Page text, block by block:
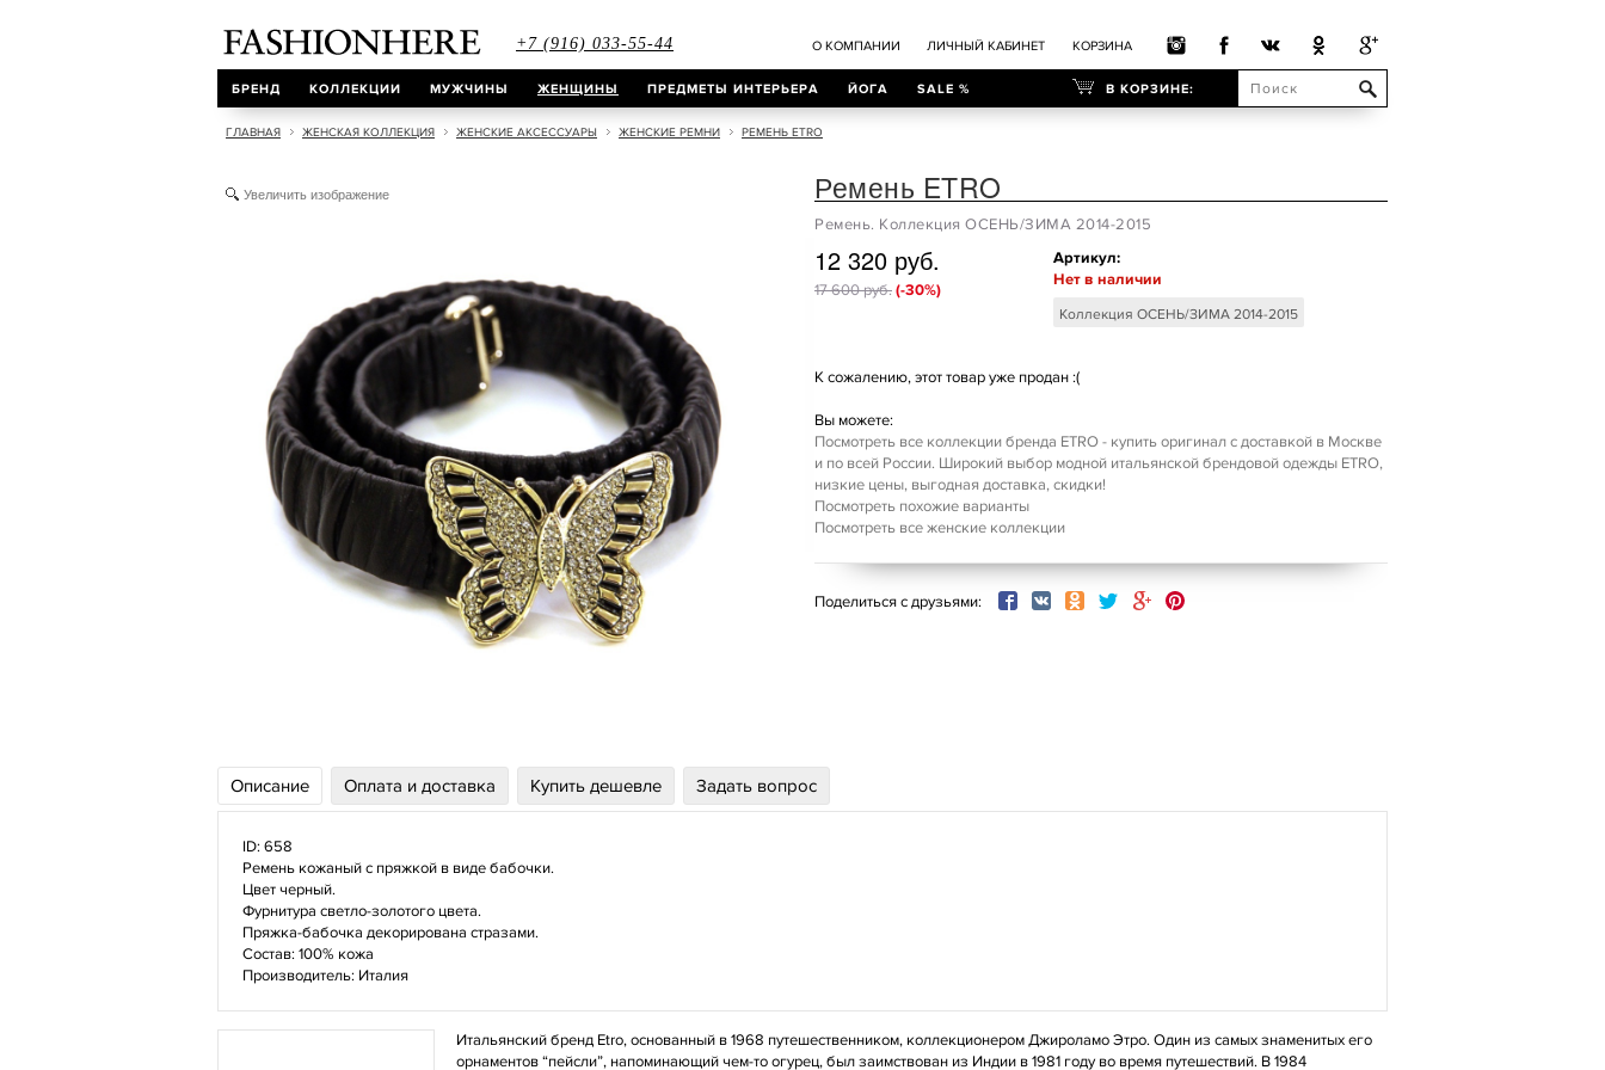
+7 (916) 033-55-44 О КОМПАНИИ ЛИЧНЫЙ КАБИНЕТ КОРЗИНА
В КОРЗИНЕ:
БРЕНД КОЛЛЕКЦИИ МУЖЧИНЫ ЖЕНЩИНЫ ПРЕДМЕТЫ ИНТЕРЬЕРА ЙОГА SALE %
ГЛАВНАЯ ЖЕНСКАЯ КОЛЛЕКЦИЯ ЖЕНСКИЕ АКСЕССУАРЫ ЖЕНСКИЕ РЕМНИ РЕМЕНЬ ETRO
Увеличить изображение Ремень ETRO
Ремень. Коллекция ОСЕНЬ/ЗИМА 2014-2015
12 320 руб.
17 600 руб. (-30%)
Артикул:
Нет в наличии
Коллекция ОСЕНЬ/ЗИМА 2014-2015
К сожалению, этот товар уже продан :(
Вы можете:
Посмотреть все коллекции бренда ETRO - купить оригинал с доставкой в Москве
и по всей России. Широкий выбор модной итальянской брендовой одежды ETRO,
низкие цены, выгодная доставка, скидки!
Посмотреть похожие варианты
Посмотреть все женские коллекции
Поделиться с друзьями:
Описание Оплата и доставка Купить дешевле Задать вопрос
ID:658
Ремень кожаный с пряжкой в виде бабочки.
Цвет черный.
Фурнитура светло-золотого цвета.
Пряжка-бабочка декорирована стразами.
Состав: 100% кожа
Производитель: Италия
Итальянский бренд Etro, основанный в 1968 путешественником, коллекционером Джироламо Этро. Один из самых знаменитых его
орнаментов “пейсли”, напоминающий чем-то огурец, был заимствован из Индии в 1981 году во время путешествий. В 1984